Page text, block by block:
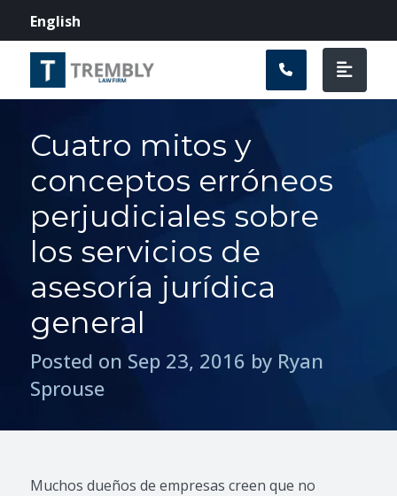
English
Cuatro mitos y
conceptos erróneos
perjudiciales sobre
los servicios de
asesoría jurídica
general
Posted on Sep 23, 2016 by Ryan
Sprouse
Muchos dueños de empresas creen que no